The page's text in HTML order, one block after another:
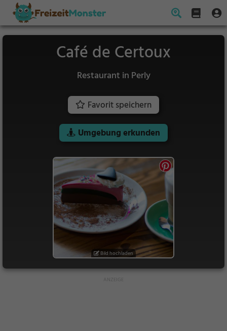
Café de Certoux
Restaurant in Perly
Favorit speichern
Umgebung erkunden
Bild hochladen